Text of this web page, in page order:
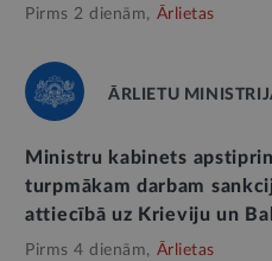
Pirms 2 dienām, Ārlietas
ĀRLIETU
Ministru kabinets
turpmākam darbam
attiecībā uz Krieviju un
Pirms 4 dienām, Ārlietas